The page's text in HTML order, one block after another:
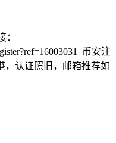
：
币安注
，认证照旧，邮箱推荐如